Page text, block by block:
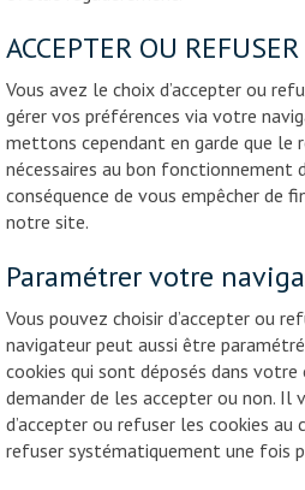
ACCEPTER OU
Vous avez le choix d’accepter ou
gérer vos préférences via votre
mettons cependant en garde que le
nécessaires au bon fonctionnement
conséquence de vous empêcher de
notre site.
Paramétrer votre
Vous pouvez choisir d’accepter ou
navigateur peut aussi être
cookies qui sont déposés dans
demander de les accepter ou non. Il
d’accepter ou refuser les cookies au
refuser systématiquement une fois